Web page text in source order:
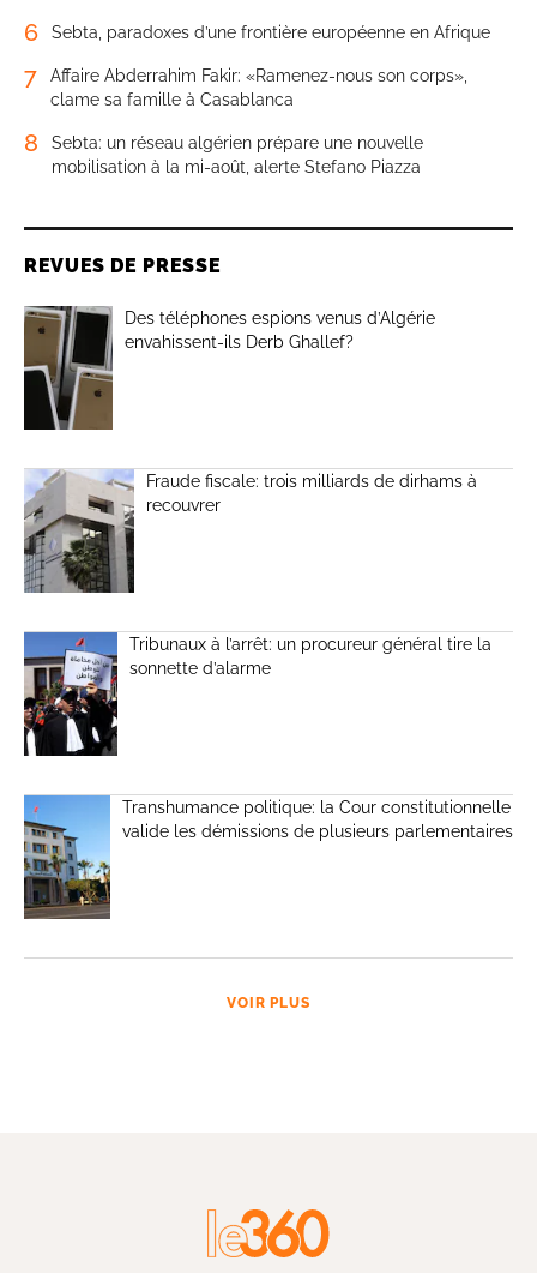
6 Sebta, paradoxes d’une frontière européenne en Afrique
7
Affaire Abderrahim Fakir: «Ramenez-nous son corps»,
clame sa famille à Casablanca
8
Sebta: un réseau algérien prépare une nouvelle
mobilisation à la mi-août, alerte Stefano Piazza
REVUES DE PRESSE
Des téléphones espions venus d’Algérie
envahissent-ils Derb Ghallef?
Fraude fiscale: trois milliards de dirhams à
recouvrer
Tribunaux à l’arrêt: un procureur général tire la
sonnette d’alarme
Transhumance politique: la Cour constitutionnelle
valide les démissions de plusieurs parlementaires
VOIR PLUS